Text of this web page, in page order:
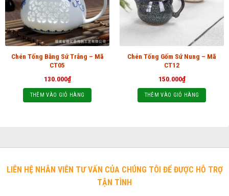
Chén Tống Bằng Sứ Trắng – Mã
CT05
130.000₫
THÊM VÀO GIỎ HÀNG
Chén Tống Gốm Sứ Nung – Mã
CT12
150.000₫
THÊM VÀO GIỎ HÀNG
LIÊN HỆ NHÂN VIÊN TƯ VẤN CỦA CHÚNG TÔI ĐỂ ĐƯỢC HỖ TRỢ
TẬN TÌNH